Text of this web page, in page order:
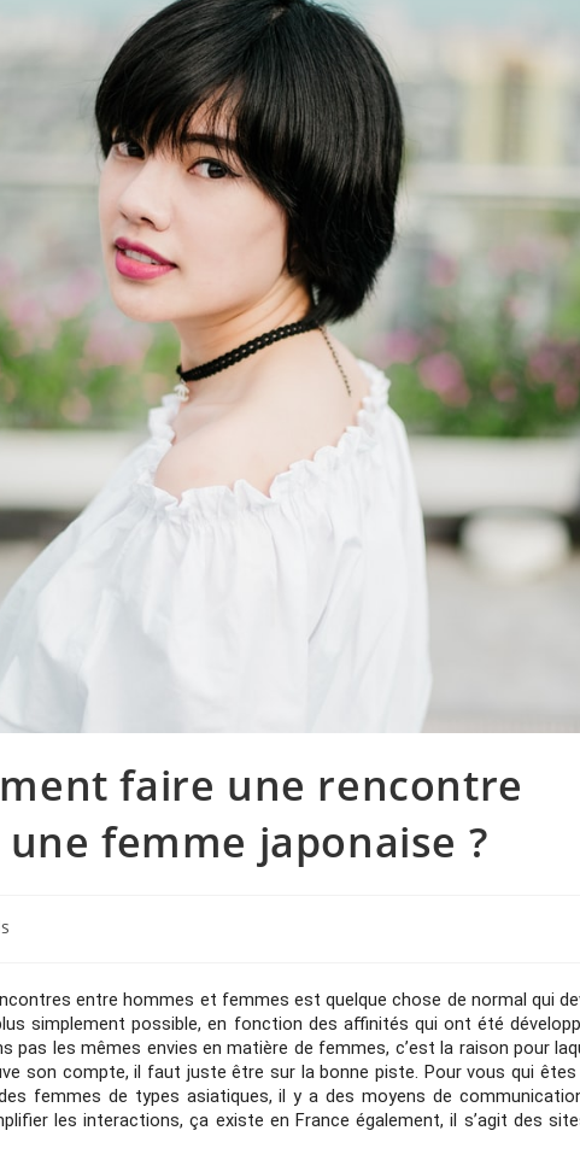
faire une rencontre
une femme japonaise ?
entre hommes et femmes est quelque chose de normal qui
simplement possible, en fonction des affinités qui ont été
pas les mêmes envies en matière de femmes, c’est la raison pour
son compte, il faut juste être sur la bonne piste. Pour vous qui êtes
femmes de types asiatiques, il y a des moyens de
les interactions, ça existe en France également, il s’agit des